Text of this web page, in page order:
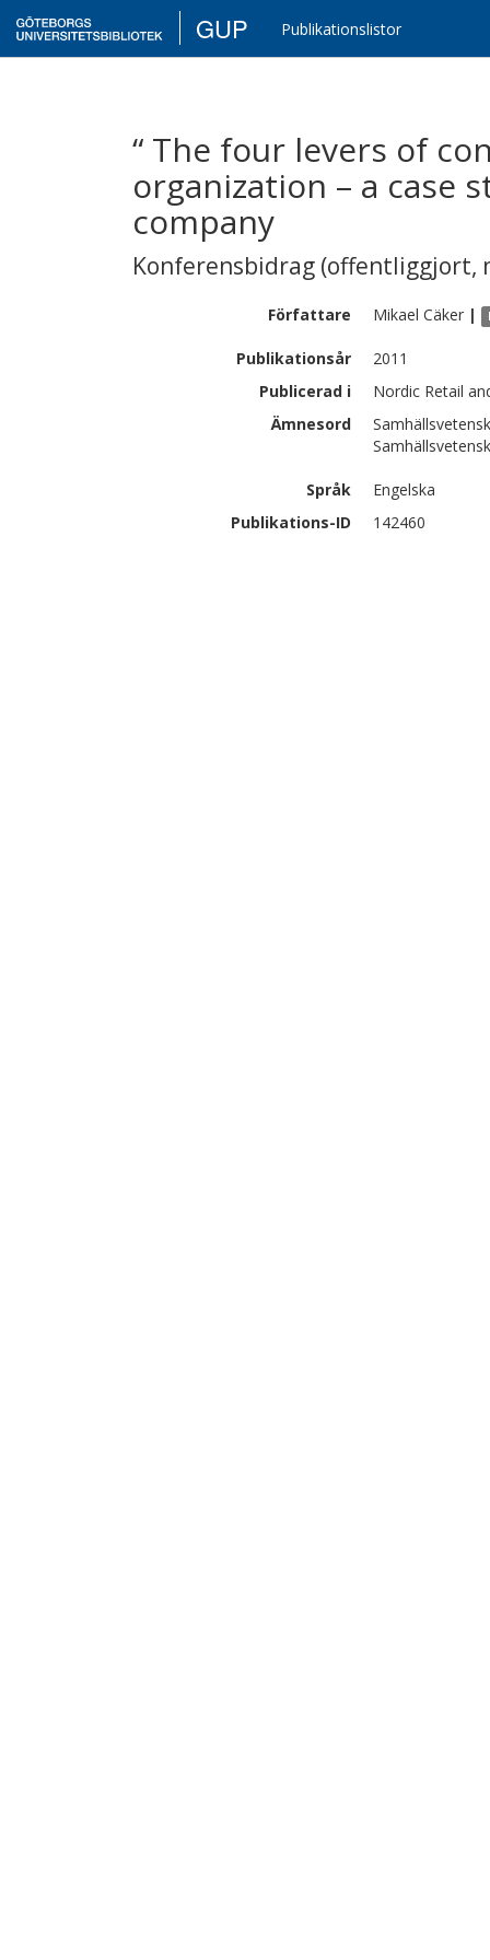
GUP Publikationslistor
“ The four levers of
organization – a case
company
Konferensbidrag (offentliggjort,
Författare Mikael Cäker |
Publikationsår
2011
Publicerad i
Nordic Retail
Ämnesord
Språk
Engelska
Publikations-ID
142460